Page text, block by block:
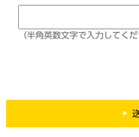
（半角英数文字で入力してくだ